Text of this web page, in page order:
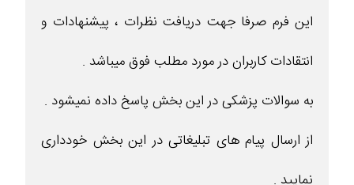
این فرم صرفا جهت دریافت نظرات ، پیشنهادات و
انتقادات کاربران در مورد مطلب فوق میباشد .
به سوالات پزشکی در این بخش پاسخ داده نمیشود .
از ارسال پیام های تبلیغاتی در این بخش خودداری
نمایید .